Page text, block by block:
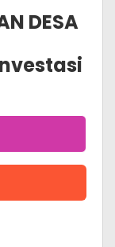
DESA